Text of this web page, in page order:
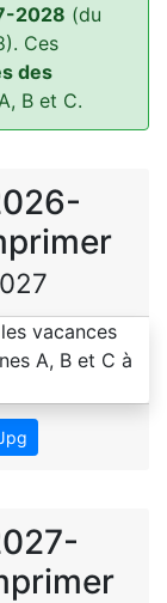
2028 (du
). Ces
des
A, B et C.